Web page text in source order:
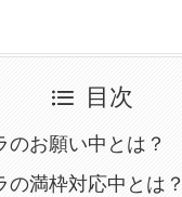
目次
のお願い中とは？
の満枠対応中とは？